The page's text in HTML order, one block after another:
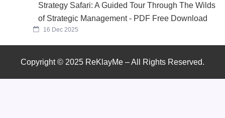
Strategy Safari: A Guided Tour Through The Wilds
of Strategic Management - PDF Free Download
16 Dec 2025
Copyright © 2025 ReKlayMe – All Rights Reserved.